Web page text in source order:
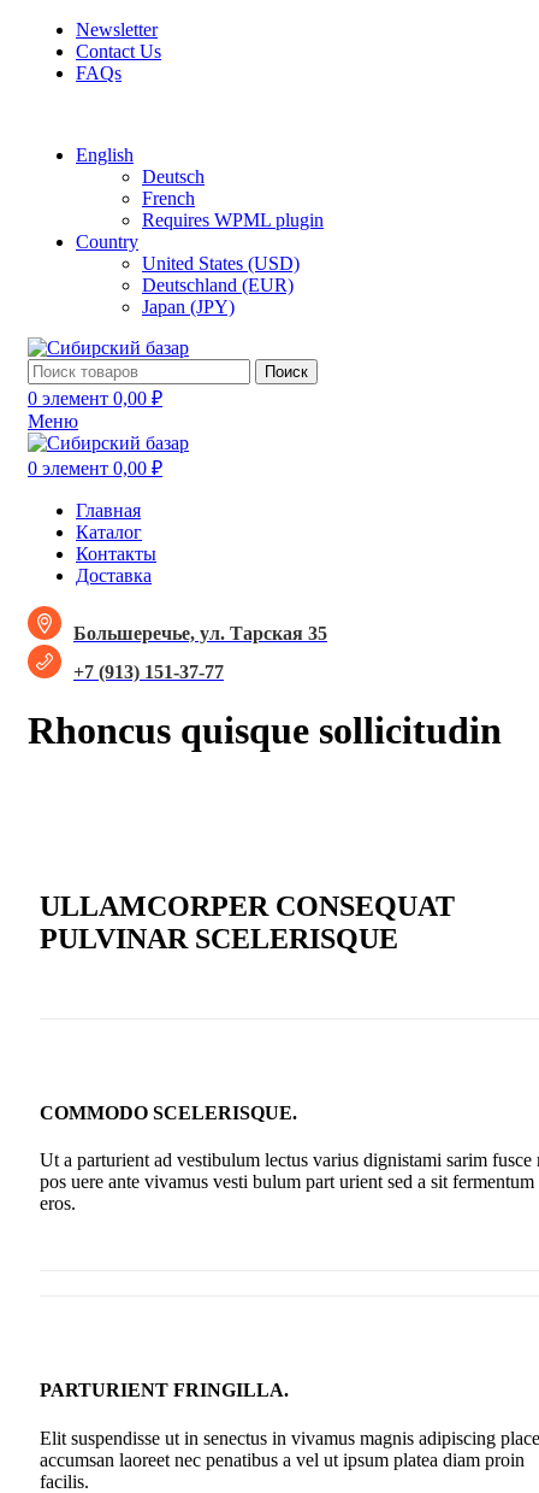
Newsletter
Contact Us
FAQs
English
Deutsch
French
Requires WPML plugin
Country
United States (USD)
Deutschland (EUR)
Japan (JPY)
Поиск
0 элемент 0,00 ₽
Меню
0 элемент 0,00 ₽
Главная
Каталог
Контакты
Доставка
Большеречье, ул. Тарская 35
+7 (913) 151-37-77
Rhoncus quisque sollicitudin
ULLAMCORPER CONSEQUAT
PULVINAR SCELERISQUE
COMMODO SCELERISQUE.
Ut a parturient ad vestibulum lectus varius dignistami sarim fusce
pos uere ante vivamus vesti bulum part urient sed a sit fermentum
eros.
PARTURIENT FRINGILLA.
Elit suspendisse ut in senectus in vivamus magnis adipiscing
accumsan laoreet nec penatibus a vel ut ipsum platea diam proin
facilis.